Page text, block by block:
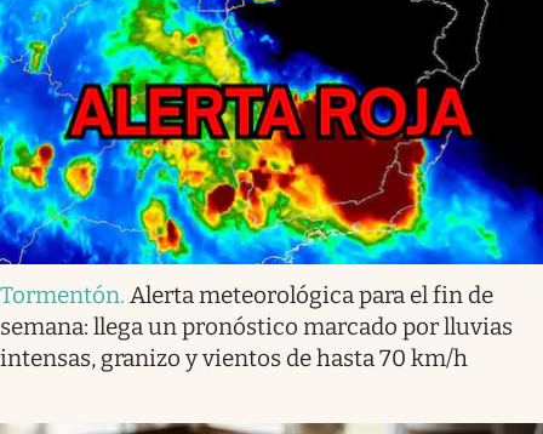
Tormentón. Alerta meteorológica para el fin de
semana: llega un pronóstico marcado por lluvias
intensas, granizo y vientos de hasta 70 km/h